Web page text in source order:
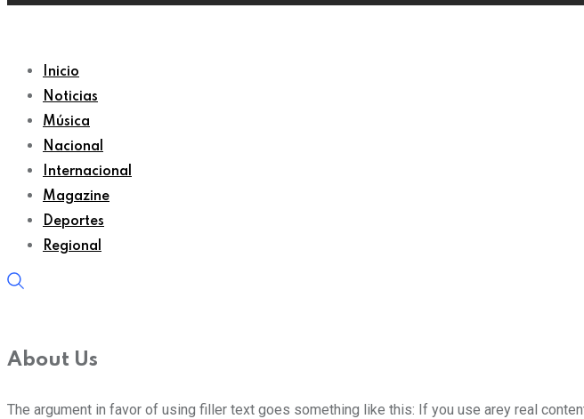
Inicio
Noticias
Música
Nacional
Internacional
Magazine
Deportes
Regional
About Us
The argument in favor of using filler text goes something like this: If you use arey real